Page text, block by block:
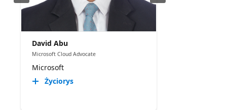
David Abu
Microsoft Cloud Advocate
Microsoft
Życiorys